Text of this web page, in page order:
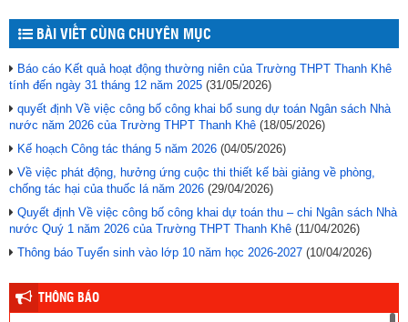
BÀI VIẾT CÙNG CHUYÊN MỤC
Báo cáo Kết quả hoạt động thường niên của Trường THPT Thanh Khê
tính đến ngày 31 tháng 12 năm 2025 (31/05/2026)
quyết định Về việc công bố công khai bổ sung dự toán Ngân sách Nhà
nước năm 2026 của Trường THPT Thanh Khê (18/05/2026)
Kế hoạch Công tác tháng 5 năm 2026 (04/05/2026)
Về việc phát động, hưởng ứng cuộc thi thiết kế bài giảng về phòng,
chống tác hại của thuốc lá năm 2026 (29/04/2026)
Quyết định Về việc công bố công khai dự toán thu – chi Ngân sách Nhà
nước Quý 1 năm 2026 của Trường THPT Thanh Khê (11/04/2026)
Thông báo Tuyển sinh vào lớp 10 năm học 2026-2027 (10/04/2026)
THÔNG BÁO